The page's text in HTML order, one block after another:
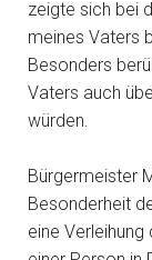
zeigte sich bei
meines Vaters
Besonders
Vaters auch
würden.
Bürgermeister
Besonderheit
eine